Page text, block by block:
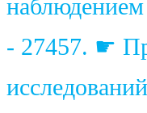
- 27457. ☛